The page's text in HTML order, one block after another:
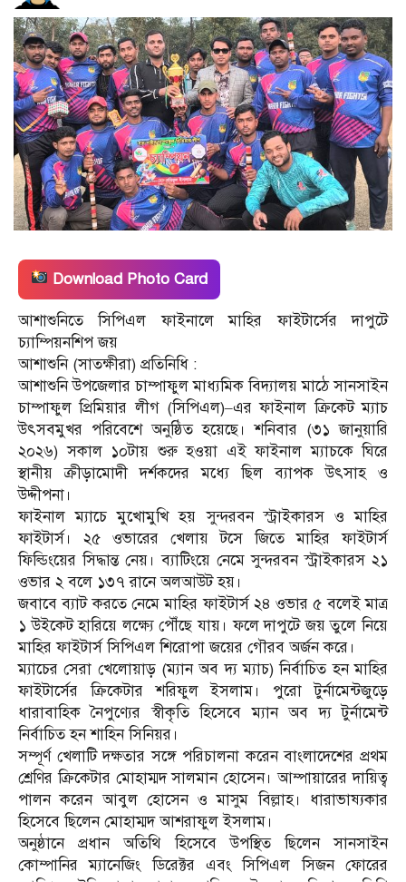
Download Photo Card
আশাশুনিতে সিপিএল ফাইনালে মাহির ফাইটার্সের দাপুটে
চ্যাম্পিয়নশিপ জয়
আশাশুনি (সাতক্ষীরা) প্রতিনিধি :
আশাশুনি উপজেলার চাম্পাফুল মাধ্যমিক বিদ্যালয় মাঠে সানসাইন
চাম্পাফুল প্রিমিয়ার লীগ (সিপিএল)–এর ফাইনাল ক্রিকেট ম্যাচ
উৎসবমুখর পরিবেশে অনুষ্ঠিত হয়েছে। শনিবার (৩১ জানুয়ারি
২০২৬) সকাল ১০টায় শুরু হওয়া এই ফাইনাল ম্যাচকে ঘিরে
স্থানীয় ক্রীড়ামোদী দর্শকদের মধ্যে ছিল ব্যাপক উৎসাহ ও
উদ্দীপনা।
ফাইনাল ম্যাচে মুখোমুখি হয় সুন্দরবন স্ট্রাইকারস ও মাহির
ফাইটার্স। ২৫ ওভারের খেলায় টসে জিতে মাহির ফাইটার্স
ফিল্ডিংয়ের সিদ্ধান্ত নেয়। ব্যাটিংয়ে নেমে সুন্দরবন স্ট্রাইকারস ২১
ওভার ২ বলে ১৩৭ রানে অলআউট হয়।
জবাবে ব্যাট করতে নেমে মাহির ফাইটার্স ২৪ ওভার ৫ বলেই মাত্র
১ উইকেট হারিয়ে লক্ষ্যে পৌঁছে যায়। ফলে দাপুটে জয় তুলে নিয়ে
মাহির ফাইটার্স সিপিএল শিরোপা জয়ের গৌরব অর্জন করে।
ম্যাচের সেরা খেলোয়াড় (ম্যান অব দ্য ম্যাচ) নির্বাচিত হন মাহির
ফাইটার্সের ক্রিকেটার শরিফুল ইসলাম। পুরো টুর্নামেন্টজুড়ে
ধারাবাহিক নৈপুণ্যের স্বীকৃতি হিসেবে ম্যান অব দ্য টুর্নামেন্ট
নির্বাচিত হন শাহিন সিনিয়র।
সম্পূর্ণ খেলাটি দক্ষতার সঙ্গে পরিচালনা করেন বাংলাদেশের প্রথম
শ্রেণির ক্রিকেটার মোহাম্মদ সালমান হোসেন। আম্পায়ারের দায়িত্ব
পালন করেন আবুল হোসেন ও মাসুম বিল্লাহ। ধারাভাষ্যকার
হিসেবে ছিলেন মোহাম্মদ আশরাফুল ইসলাম।
অনুষ্ঠানে প্রধান অতিথি হিসেবে উপস্থিত ছিলেন সানসাইন
কোম্পানির ম্যানেজিং ডিরেক্টর এবং সিপিএল সিজন ফোরের